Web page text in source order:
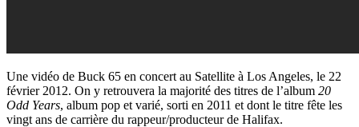
Une vidéo de Buck 65 en concert au Satellite à Los Angeles, le 22
février 2012. On y retrouvera la majorité des titres de l’album 20
Odd Years, album pop et varié, sorti en 2011 et dont le titre fête les
vingt ans de carrière du rappeur/producteur de Halifax.